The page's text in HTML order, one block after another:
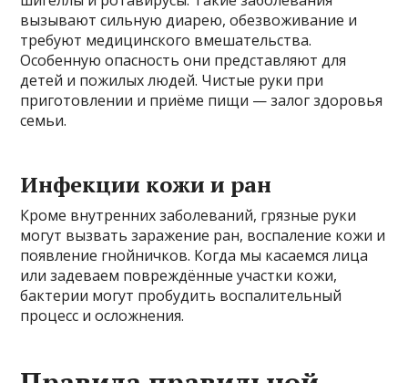
вызывают сильную диарею, обезвоживание и
требуют медицинского вмешательства.
Особенную опасность они представляют для
детей и пожилых людей. Чистые руки при
приготовлении и приёме пищи — залог здоровья
семьи.
Инфекции кожи и ран
Кроме внутренних заболеваний, грязные руки
могут вызвать заражение ран, воспаление кожи и
появление гнойничков. Когда мы касаемся лица
или задеваем повреждённые участки кожи,
бактерии могут пробудить воспалительный
процесс и осложнения.